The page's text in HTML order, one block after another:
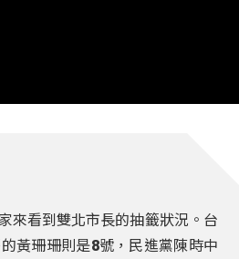
來看到雙北市長的抽籤狀況。台
黃珊珊則是8號，民進黨陳時中